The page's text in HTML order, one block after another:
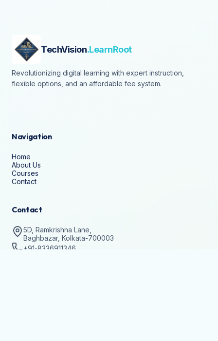
TechVision.LearnRoot
Revolutionizing digital learning with expert instruction,
flexible options, and an affordable fee system.
Navigation
Home
About Us
Courses
Contact
Contact
5D, Ramkrishna Lane,
Baghbazar, Kolkata-700003
+91-8336911346